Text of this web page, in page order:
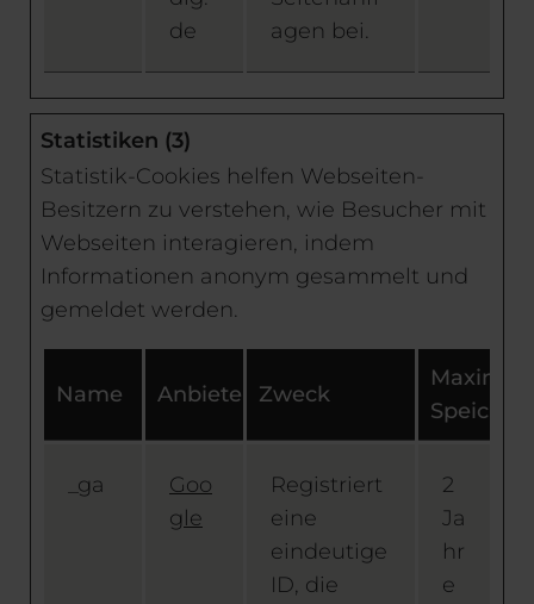
de
agen bei.
Statistiken (3)
Statistik-Cookies helfen Webseiten-
Besitzern zu verstehen, wie Besucher mit
Webseiten interagieren, indem
Informationen anonym gesammelt und
gemeldet werden.
Name Anbieter Zweck
_ga
Goo
gle
Registriert
eine
eindeutige
ID, die
2
Ja
hr
e